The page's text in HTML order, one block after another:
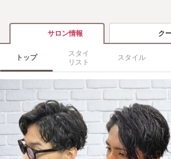
サロン情報 ク
トップ
スタイ
リスト
スタイル